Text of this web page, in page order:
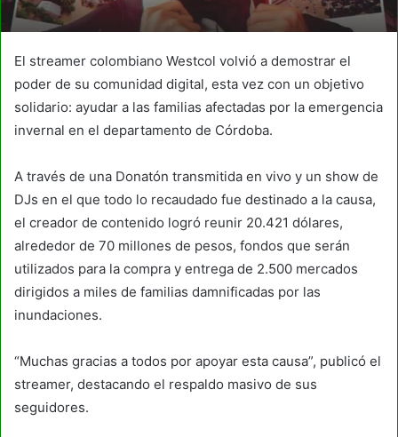
El streamer colombiano Westcol volvió a demostrar el
poder de su comunidad digital, esta vez con un objetivo
solidario: ayudar a las familias afectadas por la emergencia
invernal en el departamento de Córdoba.
A través de una Donatón transmitida en vivo y un show de
DJs en el que todo lo recaudado fue destinado a la causa,
el creador de contenido logró reunir 20.421 dólares,
alrededor de 70 millones de pesos, fondos que serán
utilizados para la compra y entrega de 2.500 mercados
dirigidos a miles de familias damnificadas por las
inundaciones.
“Muchas gracias a todos por apoyar esta causa”, publicó el
streamer, destacando el respaldo masivo de sus
seguidores.